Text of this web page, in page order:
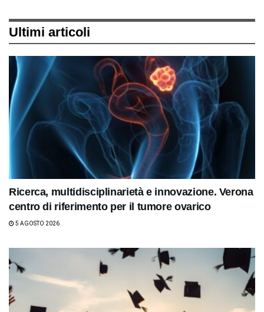
Ultimi articoli
Ricerca, multidisciplinarietà e innovazione. Verona
centro di riferimento per il tumore ovarico
5 AGOSTO 2026